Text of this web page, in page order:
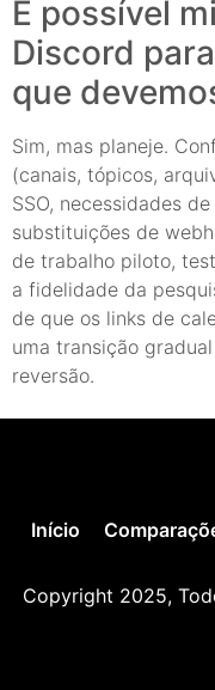
É possível
Discord
que
Sim, mas planeje.
(canais, tópicos,
SSO, necessidades
substituições de
de trabalho piloto,
a fidelidade da
de que os links de
uma transição
reversão.
Início
Copyright 2025,